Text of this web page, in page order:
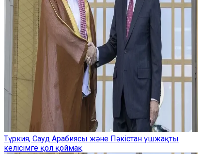
Түркия, Сауд Арабиясы және Пәкістан үшжақты
келісімге қол қоймақ